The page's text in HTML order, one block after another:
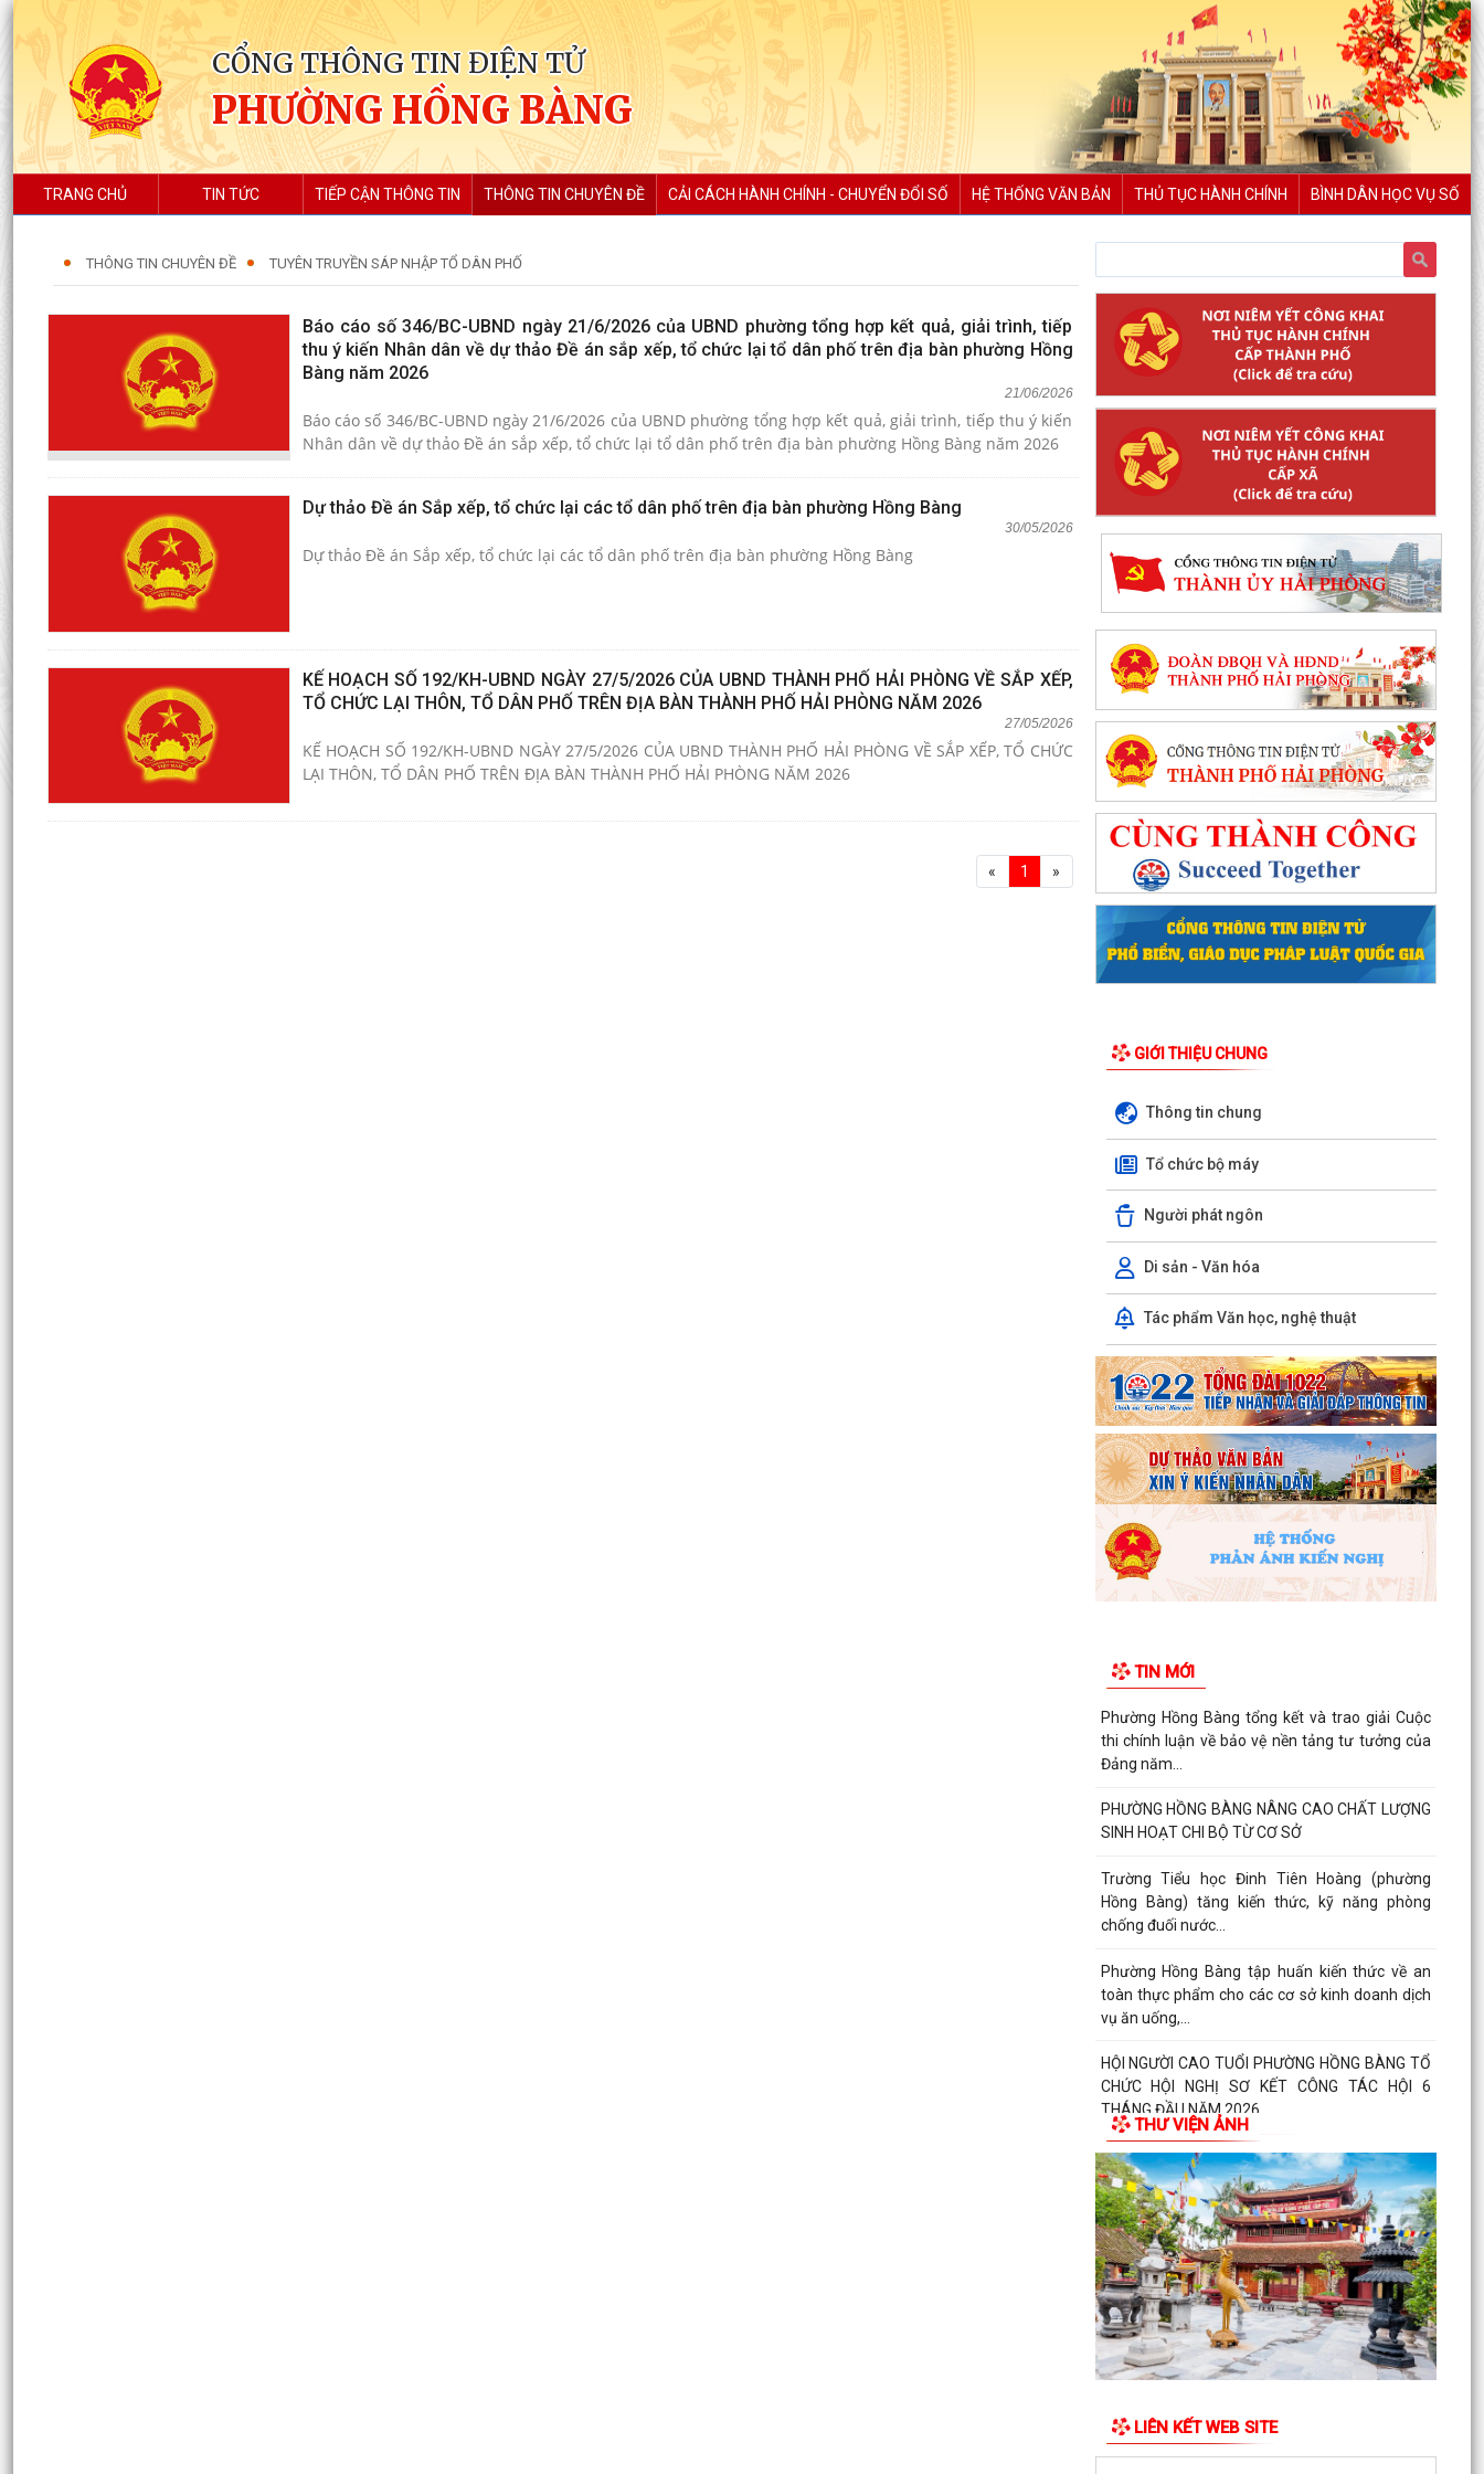
CỔNG THÔNG TIN ĐIỆN TỬ
PHƯỜNG HỒNG BÀNG
TRANG CHỦ TIN TỨC TIẾP CẬN THÔNG TIN THÔNG TIN CHUYÊN ĐỀ CẢI CÁCH HÀNH CHÍNH - CHUYỂN ĐỔI SỐ HỆ THỐNG VĂN BẢN THỦ TỤC HÀNH CHÍNH BÌNH DÂN HỌC VỤ SỐ
THÔNG TIN CHUYÊN ĐỀ TUYÊN TRUYỀN SÁP NHẬP TỔ DÂN PHỐ
Báo cáo số 346/BC-UBND ngày 21/6/2026 của UBND phường tổng hợp kết quả, giải trình, tiếp
thu ý kiến Nhân dân về dự thảo Đề án sắp xếp, tổ chức lại tổ dân phố trên địa bàn phường Hồng
Bàng năm 2026
21/06/2026
Báo cáo số 346/BC-UBND ngày 21/6/2026 của UBND phường tổng hợp kết quả, giải trình, tiếp thu ý kiến
Nhân dân về dự thảo Đề án sắp xếp, tổ chức lại tổ dân phố trên địa bàn phường Hồng Bàng năm 2026
Dự thảo Đề án Sắp xếp, tổ chức lại các tổ dân phố trên địa bàn phường Hồng Bàng
30/05/2026
Dự thảo Đề án Sắp xếp, tổ chức lại các tổ dân phố trên địa bàn phường Hồng Bàng
KẾ HOẠCH SỐ 192/KH-UBND NGÀY 27/5/2026 CỦA UBND THÀNH PHỐ HẢI PHÒNG VỀ SẮP XẾP,
TỔ CHỨC LẠI THÔN, TỔ DÂN PHỐ TRÊN ĐỊA BÀN THÀNH PHỐ HẢI PHÒNG NĂM 2026
27/05/2026
KẾ HOẠCH SỐ 192/KH-UBND NGÀY 27/5/2026 CỦA UBND THÀNH PHỐ HẢI PHÒNG VỀ SẮP XẾP, TỔ CHỨC
LẠI THÔN, TỔ DÂN PHỐ TRÊN ĐỊA BÀN THÀNH PHỐ HẢI PHÒNG NĂM 2026
« 1 »
GIỚI THIỆU CHUNG
Thông tin chung
Tổ chức bộ máy
Người phát ngôn
Di sản - Văn hóa
Tác phẩm Văn học, nghệ thuật
TIN MỚI
Phường Hồng Bàng tổng kết và trao giải Cuộc
thi chính luận về bảo vệ nền tảng tư tưởng của
Đảng năm...
PHƯỜNG HỒNG BÀNG NÂNG CAO CHẤT LƯỢNG
SINH HOẠT CHI BỘ TỪ CƠ SỞ
Trường Tiểu học Đinh Tiên Hoàng (phường
Hồng Bàng) tăng kiến thức, kỹ năng phòng
chống đuối nước...
Phường Hồng Bàng tập huấn kiến thức về an
toàn thực phẩm cho các cơ sở kinh doanh dịch
vụ ăn uống,...
HỘI NGƯỜI CAO TUỔI PHƯỜNG HỒNG BÀNG TỔ
CHỨC HỘI NGHỊ SƠ KẾT CÔNG TÁC HỘI 6
THÁNG ĐẦU NĂM 2026
ĐẢNG BỘ PHƯỜNG HỒNG BÀNG NGHIÊM TÚC
THAM DỰ HỘI NGHỊ TOÀN QUỐC NGHIÊN CỨU,
HỌC TẬP, QUÁN TRIỆT VÀ...
THƯ VIỆN ẢNH
LIÊN KẾT WEB SITE